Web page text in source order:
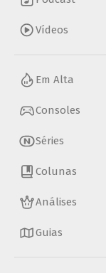
Vídeos
Em Alta
Consoles
Séries
Colunas
Análises
Guias